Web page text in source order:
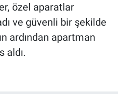
özel aparatlar
ve güvenli bir şekilde
ardından apartman
aldı.